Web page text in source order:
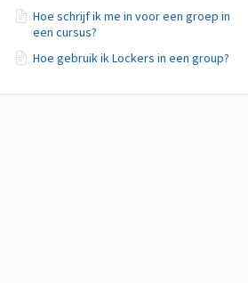
Hoe schrijf ik me in voor een groep in
een cursus?
Hoe gebruik ik Lockers in een group?